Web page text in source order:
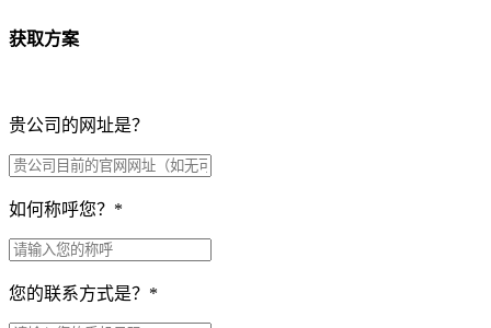
获取方案
贵公司的网址是？
如何称呼您？ *
您的联系方式是？ *